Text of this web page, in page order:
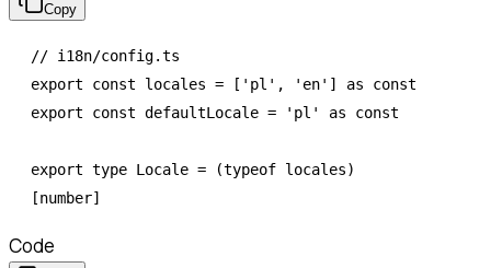
Copy
// i18n/config.ts
export const locales = [ 'pl' , 'en' ] as const
export const defaultLocale = 'pl' as const
export type Locale = (typeof locales)
[number]
Code